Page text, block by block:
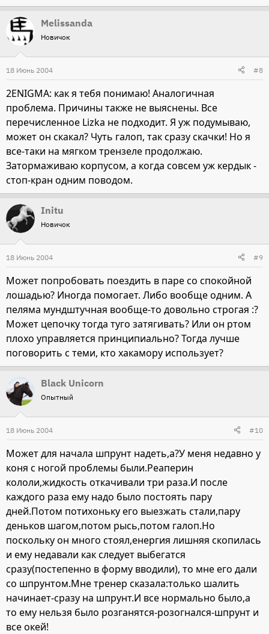
Melissanda
Новичок
18 Июнь 2004 #8
2ENIGMA: как я тебя понимаю! Аналогичная
проблема. Причины также не выяснены. Все
перечисленное Lizka не подходит. Я уж подумываю,
может он скакал? Чуть галоп, так сразу скачки! Но я
все-таки на мягком трензеле продолжаю.
Затормаживаю корпусом, а когда совсем уж кердык -
стоп-кран одним поводом.
Initu
Новичок
18 Июнь 2004 #9
Может попробовать поездить в паре со спокойной
лошадью? Иногда помогает. Либо вообще одним. А
пеляма мундштучная вообще-то довольно строгая :?
Может цепочку тогда туго затягивать? Или он ртом
плохо управляется принципиально? Тогда лучше
поговорить с теми, кто хакамору использует?
Black Unicorn
Опытный
18 Июнь 2004 #10
Может для начала шпрунт надеть,а?У меня недавно у
коня с ногой проблемы были.Реаперин
кололи,жидкость откачивали три раза.И после
каждого раза ему надо было постоять пару
дней.Потом потихоньку его выезжать стали,пару
деньков шагом,потом рысь,потом галоп.Но
поскольку он много стоял,енергия лишняя скопилась
и ему недавали как следует выбегатся
сразу(постепенно в форму вводили), то мне его дали
со шпрунтом.Мне тренер сказала:только шалить
начинает-сразу на шпрунт.И все нормально было,а
то ему нельзя было розганятся-розогнался-шпрунт и
все окей!